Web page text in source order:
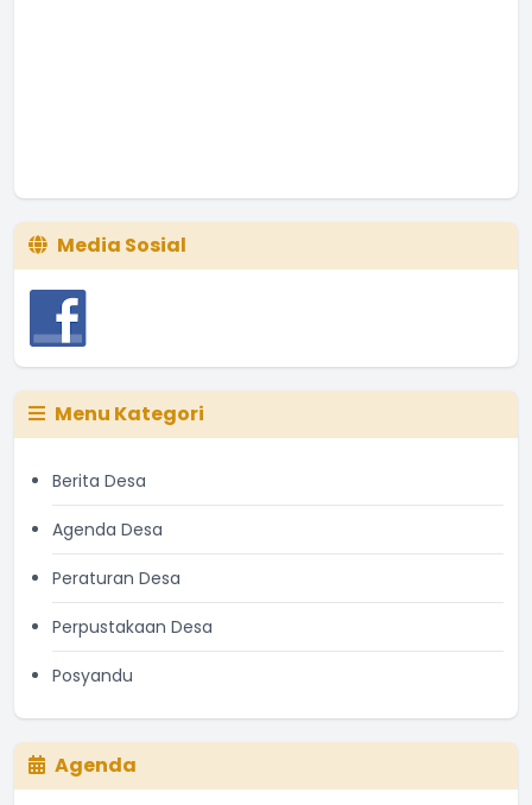
Media Sosial
Menu Kategori
Berita Desa
Agenda Desa
Peraturan Desa
Perpustakaan Desa
Posyandu
Agenda